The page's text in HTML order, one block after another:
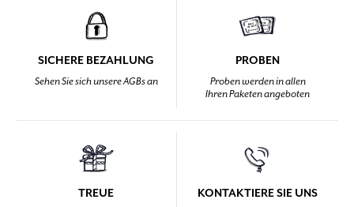
SICHERE BEZAHLUNG
Sehen Sie sich unsere AGBs an
PROBEN
Proben werden in allen
Ihren Paketen angeboten
TREUE KONTAKTIERE SIE UNS